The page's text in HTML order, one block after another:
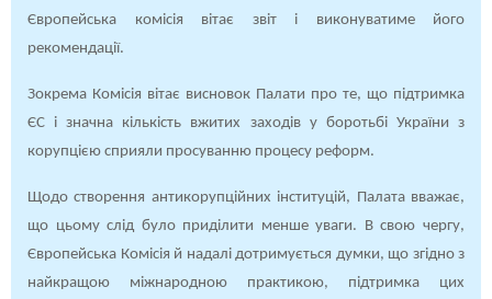
Європейська комісія вітає звіт і виконуватиме його
рекомендації.
Зокрема Комісія вітає висновок Палати про те, що підтримка
ЄС і значна кількість вжитих заходів у боротьбі України з
корупцією сприяли просуванню процесу реформ.
Щодо створення антикорупційних інституцій, Палата вважає,
що цьому слід було приділити менше уваги. В свою чергу,
Європейська Комісія й надалі дотримується думки, що згідно з
найкращою міжнародною практикою, підтримка цих